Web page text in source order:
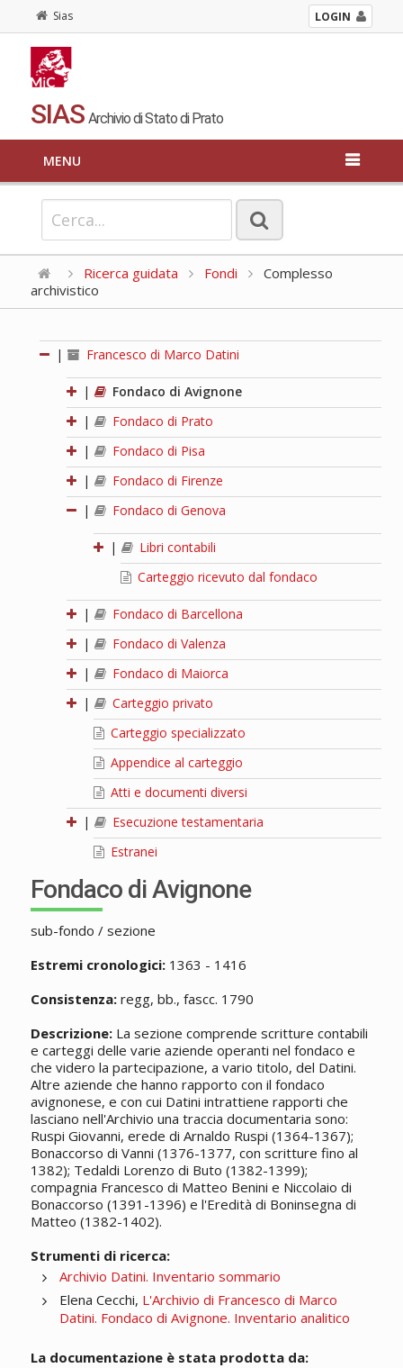
Sias LOGIN
SIAS Archivio di Stato di Prato
MENU
Ricerca guidata Fondi
Complesso
archivistico
| Francesco di Marco Datini
|
Fondaco di Avignone
|
Fondaco di Prato
|
Fondaco di Pisa
|
Fondaco di Firenze
|
Fondaco di Genova
|
Libri contabili
Carteggio ricevuto dal fondaco
|
Fondaco di Barcellona
|
Fondaco di Valenza
|
Fondaco di Maiorca
|
Carteggio privato
Carteggio specializzato
Appendice al carteggio
Atti e documenti diversi
|
Esecuzione testamentaria
Estranei
Fondaco di Avignone
sub-fondo / sezione
Estremi cronologici:1363 - 1416
Consistenza:regg, bb., fascc. 1790
Descrizione:La sezione comprende scritture contabili
e carteggi delle varie aziende operanti nel fondaco e
che videro la partecipazione, a vario titolo, del Datini.
Altre aziende che hanno rapporto con il fondaco
avignonese, e con cui Datini intrattiene rapporti che
lasciano nell'Archivio una traccia documentaria sono:
Ruspi Giovanni, erede di Arnaldo Ruspi (1364-1367);
Bonaccorso di Vanni (1376-1377, con scritture fino al
1382); Tedaldi Lorenzo di Buto (1382-1399);
compagnia Francesco di Matteo Benini e Niccolaio di
Bonaccorso (1391-1396) e l'Eredità di Boninsegna di
Matteo (1382-1402).
Strumenti di ricerca:
Archivio Datini. Inventario sommario
Elena Cecchi, L'Archivio di Francesco di Marco
Datini. Fondaco di Avignone. Inventario analitico
La documentazione è stata prodotta da: